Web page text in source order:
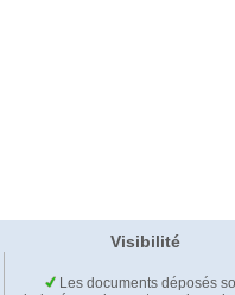
Visibilité
Les documents déposés